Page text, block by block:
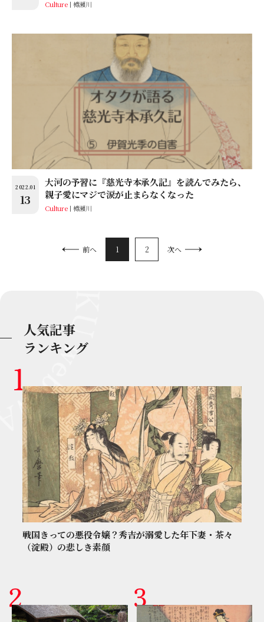
Culture 樽瀬川
2022.01
13
大河の予習に『慈光寺本承久記』を読んでみたら、
親子愛にマジで涙が止まらなくなった
Culture 樽瀬川
前へ 1 2 次へ
人気記事
ランキング
戦国きっての悪役令嬢？秀吉が溺愛した年下妻・茶々
（淀殿）の悲しき素顔